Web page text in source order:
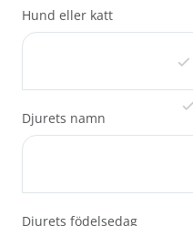
Hund eller katt
Djurets namn
Djurets födelsedag